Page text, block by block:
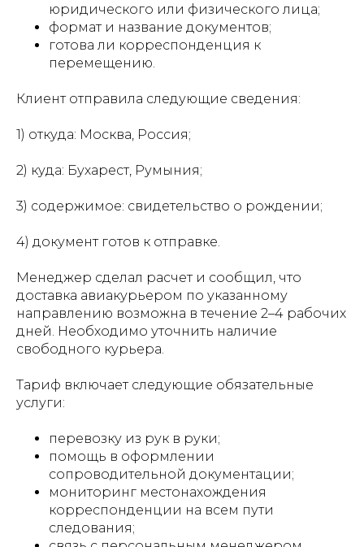
юридического или физического лица;
формат и название документов;
готова ли корреспонденция к
перемещению.
Клиент отправила следующие сведения:
1) откуда: Москва, Россия;
2) куда: Бухарест, Румыния;
3) содержимое: свидетельство о рождении;
4) документ готов к отправке.
Менеджер сделал расчет и сообщил, что
доставка авиакурьером по указанному
направлению возможна в течение 2–4 рабочих
дней. Необходимо уточнить наличие
свободного курьера.
Тариф включает следующие обязательные
услуги:
перевозку из рук в руки;
помощь в оформлении
сопроводительной документации;
мониторинг местонахождения
корреспонденции на всем пути
следования;